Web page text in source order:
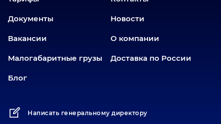
Заводоуковск
Златоуст
Иваново
Казань
Документы Новости
Вакансии О компании
Малогабаритные грузы Доставка по России
Блог
Написать генеральному директору